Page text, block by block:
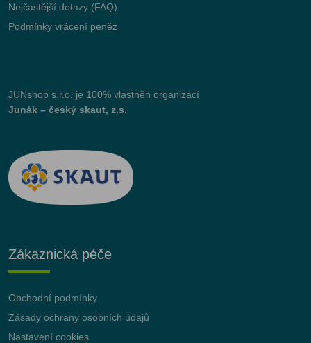
Nejčastější dotazy (FAQ)
Podmínky vrácení peněz
JUNshop s.r.o.
je 100% vlastněn organizací
Junák – český skaut, z.s.
Zákaznická péče
Obchodní podmínky
Zásady ochrany osobních údajů
Nastavení cookies